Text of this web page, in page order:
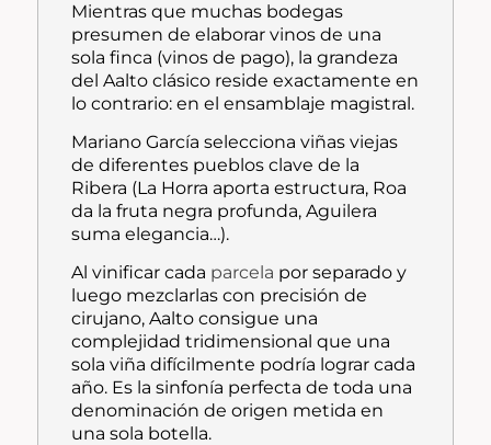
Mientras que muchas bodegas
presumen de elaborar vinos de una
sola finca (vinos de pago), la grandeza
del Aalto clásico reside exactamente en
lo contrario: en el ensamblaje magistral.
Mariano García selecciona viñas viejas
de diferentes pueblos clave de la
Ribera (La Horra aporta estructura, Roa
da la fruta negra profunda, Aguilera
suma elegancia…).
Al vinificar cada parcela por separado y
luego mezclarlas con precisión de
cirujano, Aalto consigue una
complejidad tridimensional que una
sola viña difícilmente podría lograr cada
año. Es la sinfonía perfecta de toda una
denominación de origen metida en
una sola botella.